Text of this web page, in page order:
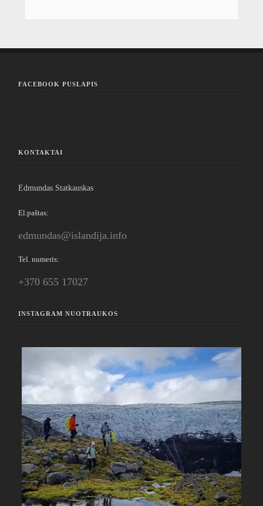
FACEBOOK PUSLAPIS
KONTAKTAI
Edmundas Statkauskas
El.paštas:
edmundas@islandija.info
Tel. numeris:
+370 655 17027
INSTAGRAM NUOTRAUKOS